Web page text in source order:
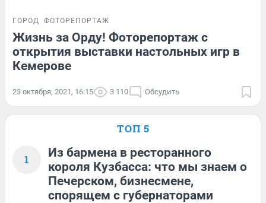
ГОРОД ФОТОРЕПОРТАЖ
Жизнь за Орду! Фоторепортаж с
открытия выставки настольных игр в
Кемерове
23 октября, 2021, 16:15 3 110 Обсудить
ТОП 5
1
Из бармена в ресторанного
короля Кузбасса: что мы знаем о
Печерском, бизнесмене,
спорящем с губернаторами